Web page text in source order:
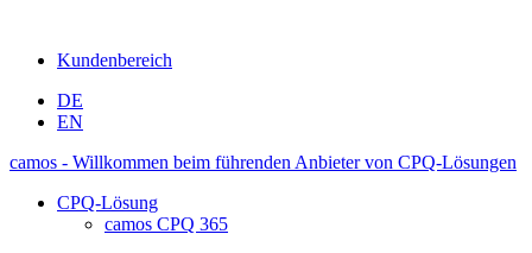
Kundenbereich
DE
EN
camos - Willkommen beim führenden Anbieter von CPQ-Lösungen
CPQ-Lösung
camos CPQ 365